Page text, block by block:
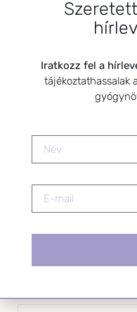
Kérlek a
az alábbi
Adatkezelési
foglaltak szerint a
A hírlevélről bármikor
leiratkozhatsz a
Iratkozz fel a
tájékoztathassalak